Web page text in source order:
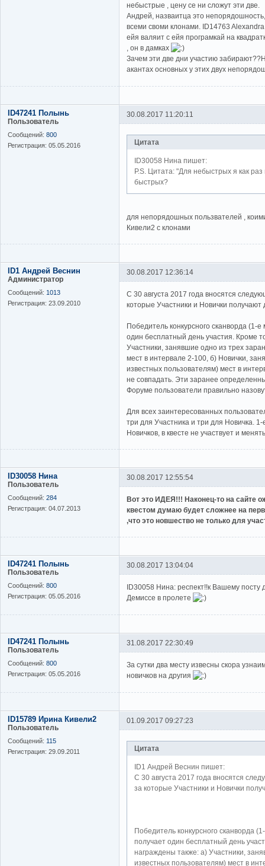
небыстрые , цену се ни сложут эти две.
Андрей, назваитца это
всеми своми клонами. ID14763
ейя валяит с ейя програмкай на
, он в дамках
Зачем эти две дни участию
акантах основных у этих двух
ID47241 Полынь
Пользователь
Сообщений: 800
Регистрация: 05.05.2016
30.08.2017 11:20:11
Цитата
ID30058 Нина пишет:
P.S. Цитата: "Для небыстрых я как
быстрых?
для непорядошных пользвателей ,
Кивели2 с клонами
ID1 Андрей Веснин
Администратор
Сообщений: 1013
Регистрация: 23.09.2010
30.08.2017 12:36:14
С 30 августа 2017 года вносятся
которые Участники и Новички получают
Победитель конкурсного сканворда (1-
один бесплатный день участия. Кроме
Участники, занявшие одно из трех
мест в интервале 2-100, б) Новички,
известных пользователям) мест в
не совпадать. Эти заранее
Форуме пользователи правильно
Для всех заинтересованных
три для Участника и три для Новичка.
Новичков, в квесте не участвует и
ID30058 Нина
Пользователь
Сообщений: 284
Регистрация: 04.07.2013
30.08.2017 12:55:54
Вот это ИДЕЯ!!! Наконец-то на сайте
квестом думаю будет сложнее на
,что это новшество не только для
ID47241 Полынь
Пользователь
Сообщений: 800
Регистрация: 05.05.2016
30.08.2017 13:04:04
ID30058 Нина: респект!!к Вашему
Демиссе в пролете
ID47241 Полынь
Пользователь
Сообщений: 800
Регистрация: 05.05.2016
31.08.2017 22:30:49
За сутки два месту извесны скора
новичков на другия
ID15789 Ирина Кивели2
Пользователь
Сообщений: 115
Регистрация: 29.09.2011
01.09.2017 09:27:23
Цитата
ID1 Андрей Веснин пишет:
С 30 августа 2017 года вносятся
за которые Участники и Новички
Победитель конкурсного сканворда
получает один бесплатный день
награждены также: а) Участники,
известных пользователям) мест в